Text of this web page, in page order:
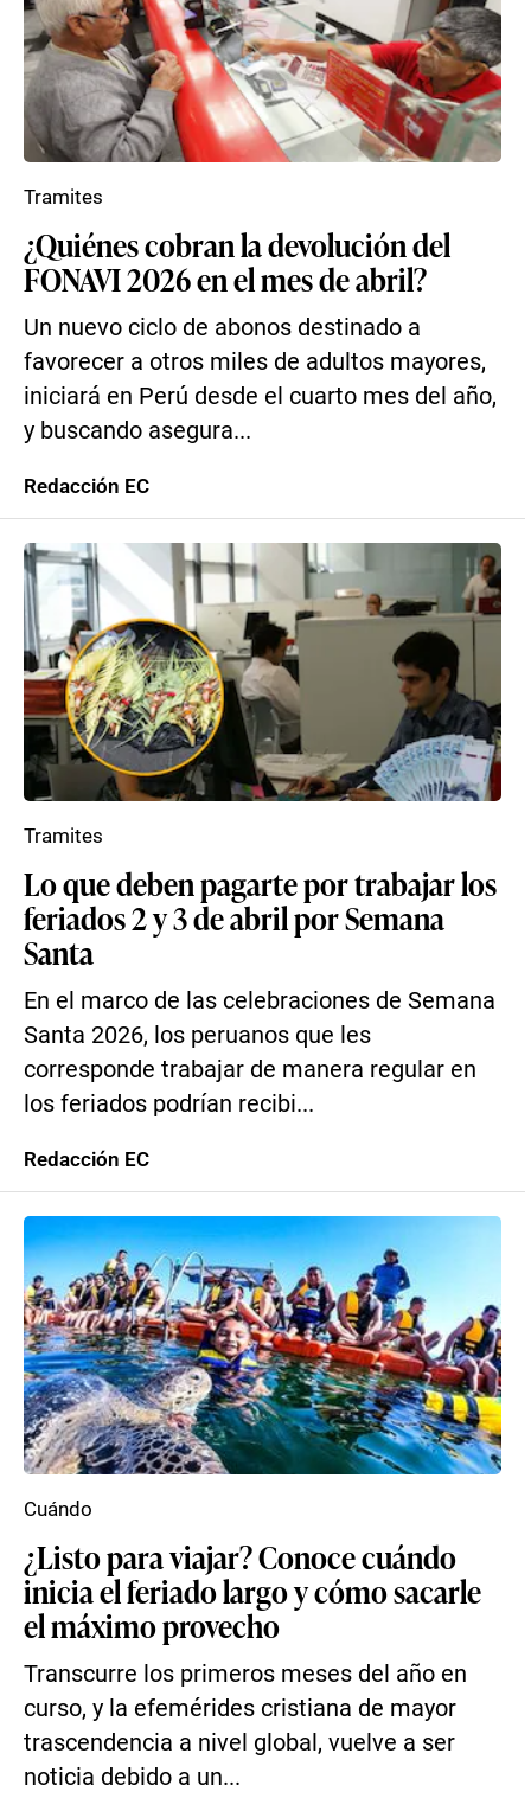
¿Quiénes cobran la devolución del
FONAVI 2026 en el mes de abril?
Un nuevo ciclo de abonos destinado a
favorecer a otros miles de adultos mayores,
iniciará en Perú desde el cuarto mes del año,
y buscando asegura...
Tramites
Redacción EC
Lo que deben pagarte por trabajar los
feriados 2 y 3 de abril por Semana
Santa
En el marco de las celebraciones de Semana
Santa 2026, los peruanos que les
corresponde trabajar de manera regular en
los feriados podrían recibi...
Tramites
Redacción EC
¿Listo para viajar? Conoce cuándo
inicia el feriado largo y cómo sacarle
el máximo provecho
Transcurre los primeros meses del año en
curso, y la efemérides cristiana de mayor
trascendencia a nivel global, vuelve a ser
noticia debido a un...
Cuándo